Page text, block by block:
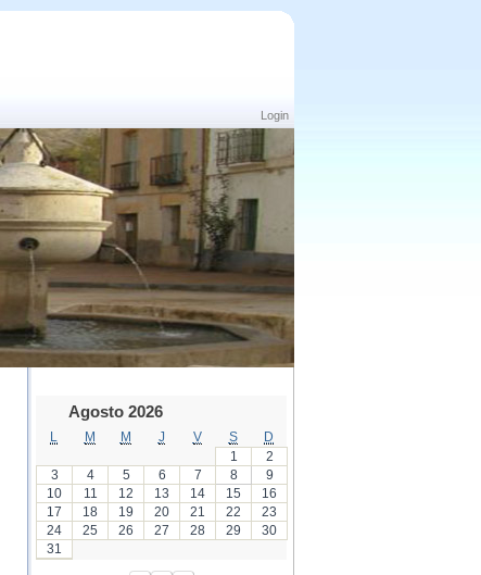
Login
Agosto 2026
M M J V S
D
1
2
3
4 5 6 7 8
9
10
11 12 13 14 15
16
17
18 19 20 21 22
23
24
25 26 27 28 29
30
31